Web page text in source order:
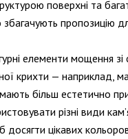
поверхні та
збагачують пропозицію
елементи мощення
крихти — наприклад,
більш естетично
різні види
цікавих